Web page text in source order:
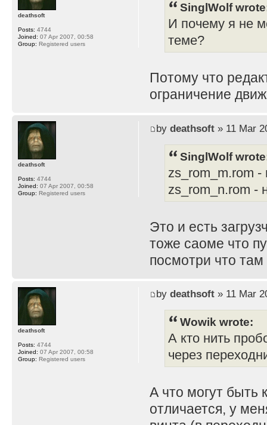
SinglWolf
И почему я не
теме?
Потому что
ограничение
deathsoft
Posts: 4744
Joined: 07 Apr 2007, 00:58
Group: Registered users
by deathsoft» 11 Mar
SinglWolf
zs_rom_m.rom
zs_rom_n.rom -
Это и есть
тоже саоме что
посмотри что
deathsoft
Posts: 4744
Joined: 07 Apr 2007, 00:58
Group: Registered users
by deathsoft» 11 Mar
Wowik wrote:
А кто нить
через
А что могут быть
отличается, у
deathsoft
Posts: 4744
Joined: 07 Apr 2007, 00:58
Group: Registered users